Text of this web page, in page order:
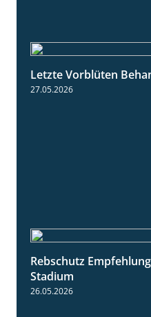
Letzte Vorblüten
27.05.2026
Rebschutz
Stadium
26.05.2026